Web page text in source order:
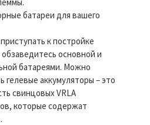
батареи для вашего
к постройке
основной и
батареями. Можно
гелевые аккумуляторы – это
свинцовых VRLA
которые содержат